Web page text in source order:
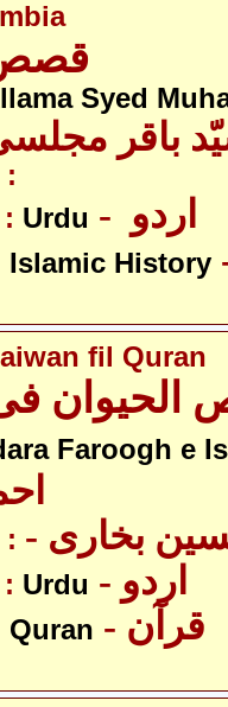
Syed
:
Urdu
Islamic History
fil Quran
Faroogh e
: بخاری
Urdu - اردو
Quran - قرآن